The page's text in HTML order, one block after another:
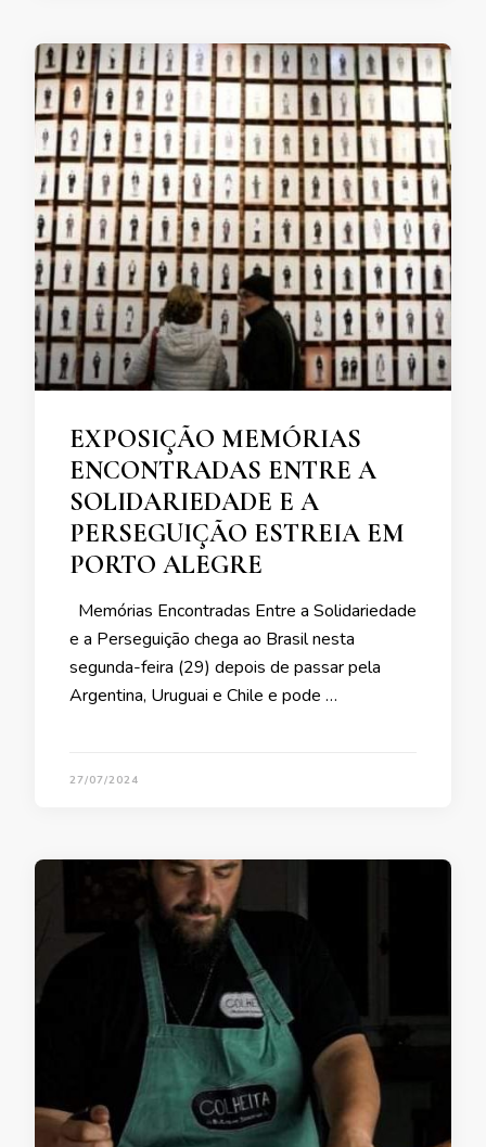
EXPOSIÇÃO MEMÓRIAS
ENCONTRADAS ENTRE A
SOLIDARIEDADE E A
PERSEGUIÇÃO ESTREIA EM
PORTO ALEGRE
Memórias Encontradas Entre a Solidariedade
e a Perseguição chega ao Brasil nesta
segunda-feira (29) depois de passar pela
Argentina, Uruguai e Chile e pode …
27/07/2024